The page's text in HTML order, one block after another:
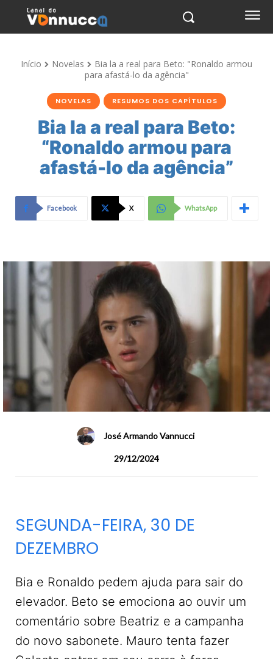
Início Novelas
Bia la a real para Beto: "Ronaldo armou
para afastá-lo da agência"
NOVELAS RESUMOS DOS CAPÍTULOS
Bia la a real para Beto:
“Ronaldo armou para
afastá-lo da agência”
Facebook X WhatsApp
José Armando Vannucci
29/12/2024
SEGUNDA-FEIRA, 30 DE
DEZEMBRO
Bia e Ronaldo pedem ajuda para sair do
elevador. Beto se emociona ao ouvir um
comentário sobre Beatriz e a campanha
do novo sabonete. Mauro tenta fazer